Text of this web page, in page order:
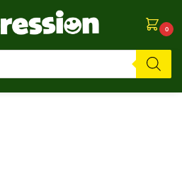
0
Si algo falla, ¡Perdón!⚠️